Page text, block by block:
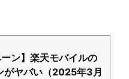
ーン】楽天モバイルの
がヤバい（2025年3月